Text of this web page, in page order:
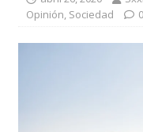
Opinión, Sociedad 0